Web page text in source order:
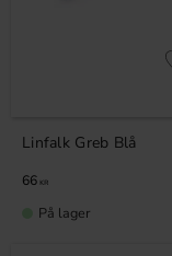
Linfalk Greb Blå
66 KR
På lager